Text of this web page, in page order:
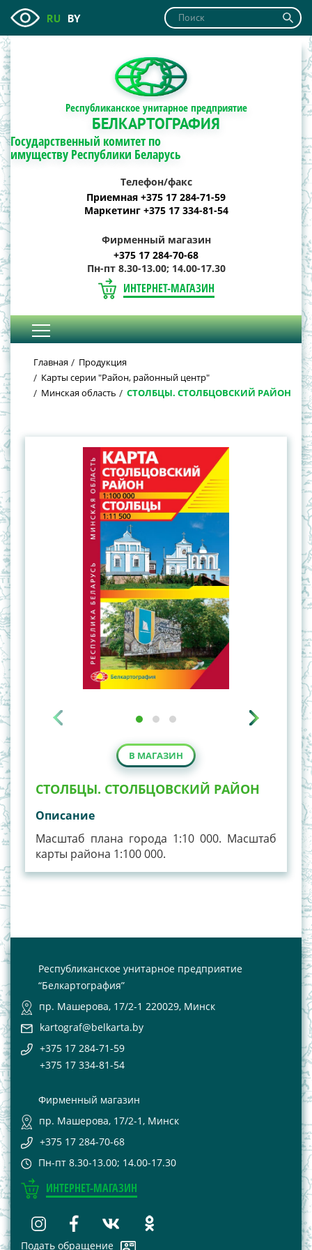
RU BY
Республиканское унитарное предприятие
БЕЛКАРТОГРАФИЯ
Государственный комитет по
имуществу Республики Беларусь
Телефон/факс
Приемная +375 17 284-71-59
Маркетинг +375 17 334-81-54
Фирменный магазин
+375 17 284-70-68
Пн-пт 8.30-13.00; 14.00-17.30
ИНТЕРНЕТ-МАГАЗИН
Главная
Продукция
Карты серии "Район, районный центр"
Минская область
СТОЛБЦЫ. СТОЛБЦОВСКИЙ РАЙОН
В МАГАЗИН
СТОЛБЦЫ. СТОЛБЦОВСКИЙ РАЙОН
Описание
Масштаб плана города 1:10 000. Масштаб
карты района 1:100 000.
Республиканское унитарное предприятие
“Белкартография”
пр. Машерова, 17/2-1 220029, Минск
kartograf@belkarta.by
+375 17 284-71-59
+375 17 334-81-54
Фирменный магазин
пр. Машерова, 17/2-1, Минск
+375 17 284-70-68
Пн-пт 8.30-13.00; 14.00-17.30
ИНТЕРНЕТ-МАГАЗИН
Подать обращение